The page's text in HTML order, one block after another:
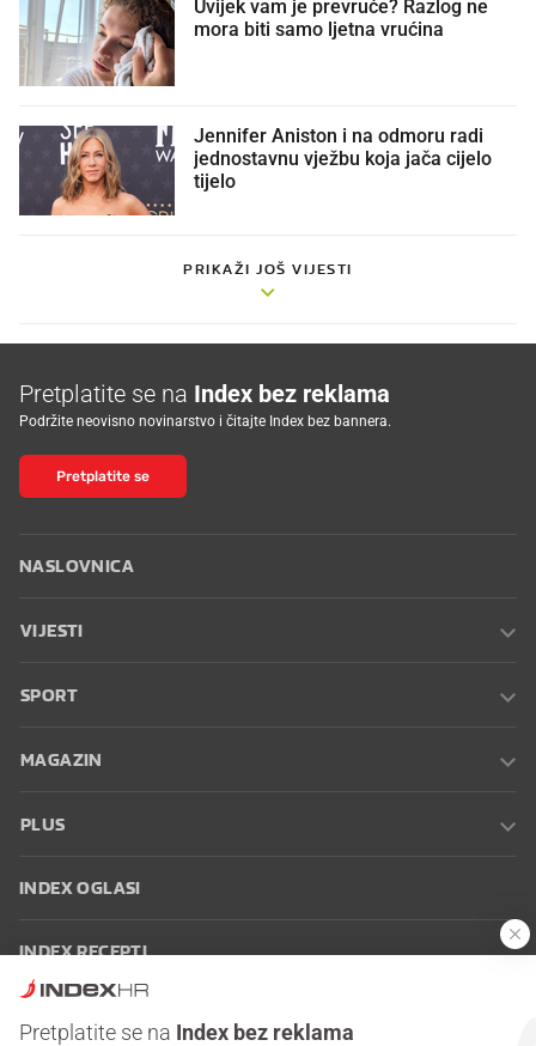
Uvijek vam je prevruće? Razlog ne
mora biti samo ljetna vrućina
Jennifer Aniston i na odmoru radi
jednostavnu vježbu koja jača cijelo
tijelo
PRIKAŽI JOŠ VIJESTI
Pretplatite se na Index bez reklama
Podržite neovisno novinarstvo i čitajte Index bez bannera.
Pretplatite se
NASLOVNICA
VIJESTI
SPORT
MAGAZIN
PLUS
INDEX OGLASI
INDEX RECEPTI
Pretplatite se na Index bez reklama